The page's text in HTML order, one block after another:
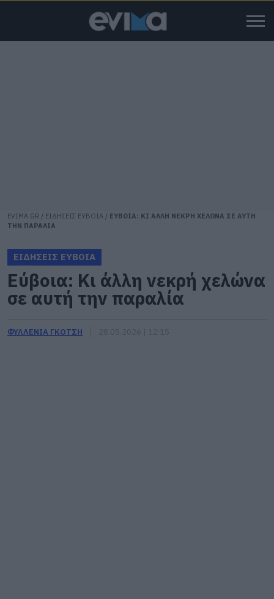
EVIMA.GR / ΕΙΔΗΣΕΙΣ ΕΥΒΟΙΑ / ΕΥΒΟΙΑ: ΚΙ ΑΛΛΗ ΝΕΚΡΗ ΧΕΛΩΝΑ ΣΕ ΑΥΤΗ
ΤΗΝ ΠΑΡΑΛΙΑ
ΕΙΔΗΣΕΙΣ ΕΥΒΟΙΑ
Εύβοια: Κι άλλη νεκρή χελώνα
σε αυτή την παραλία
ΦΥΛΛΕΝΙΑ ΓΚΟΤΣΗ